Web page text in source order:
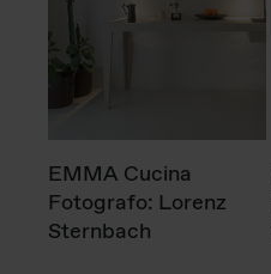
EMMA Cucina
Fotografo: Lorenz
Sternbach